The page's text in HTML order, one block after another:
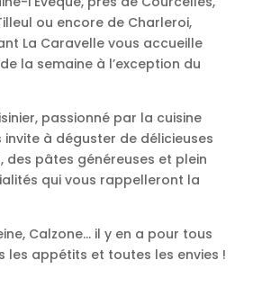
ou encore de Charleroi,
La Caravelle vous accueille
la semaine à l’exception du
passionné par la cuisine
invite à déguster de délicieuses
des pâtes généreuses et plein
qui vous rappelleront la
Calzone… il y en a pour tous
les appétits et toutes les envies !